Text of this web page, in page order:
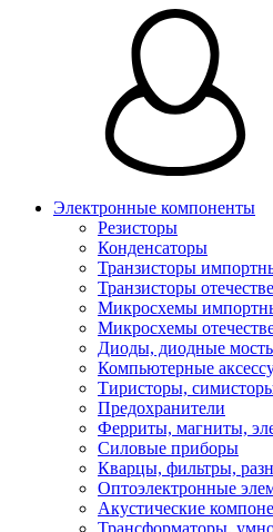
Электронные компоненты
Резисторы
Конденсаторы
Транзисторы
Транзисторы
Микросхемы
Микросхемы
Диоды, диодные
Компьютерные
Тиристоры,
Предохранители
Ферриты, магниты,
Силовые приборы
Кварцы, фильтры,
Оптоэлектронные
Акустические
Трансформаторы,